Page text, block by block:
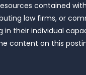
contained
law firms, or
their individual
on this